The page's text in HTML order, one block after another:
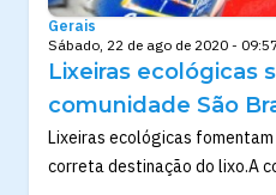
Gerais
Sábado, 22 de ago de 2020 -
Lixeiras ecológicas
comunidade São
Lixeiras ecológicas
correta destinação do lixo.A